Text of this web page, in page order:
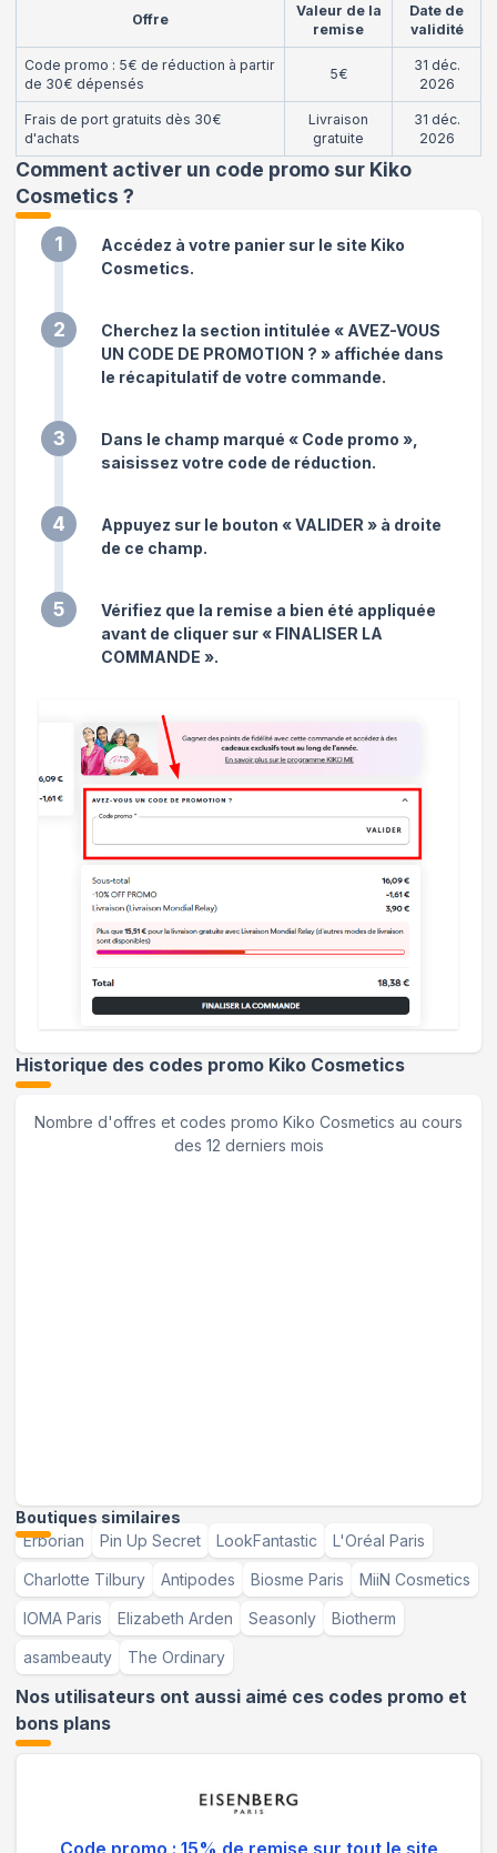
Offre
Valeur de la
remise
Date de
validité
Code promo : 5€ de réduction à partir
de 30€ dépensés
5€
31 déc.
2026
Frais de port gratuits dès 30€
d'achats
Livraison
gratuite
31 déc.
2026
Comment activer un code promo sur Kiko
Cosmetics ?
1
Accédez à votre panier sur le site Kiko
Cosmetics.
2
Cherchez la section intitulée « AVEZ-VOUS
UN CODE DE PROMOTION ? » affichée dans
le récapitulatif de votre commande.
3
Dans le champ marqué « Code promo »,
saisissez votre code de réduction.
4
Appuyez sur le bouton « VALIDER » à droite
de ce champ.
5
Vérifiez que la remise a bien été appliquée
avant de cliquer sur « FINALISER LA
COMMANDE ».
Historique des codes promo Kiko Cosmetics
Nombre d'offres et codes promo Kiko Cosmetics au cours
des 12 derniers mois
Boutiques similaires
Erborian
Pin Up Secret LookFantastic L'Oréal Paris
Charlotte Tilbury Antipodes Biosme Paris MiiN Cosmetics
IOMA Paris Elizabeth Arden Seasonly Biotherm
asambeauty The Ordinary
Nos utilisateurs ont aussi aimé ces codes promo et
bons plans